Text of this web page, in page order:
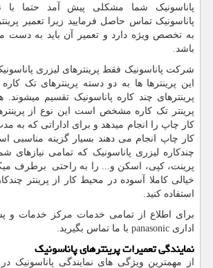
پاناسونیک شما مشکلی پیش آمد حتما با
پاناسونیک تماس حاصل فرمایید زیرا تعمیر
به تخصص ویژه دارد و تعمیر آن باید به دست
باشد.
شرکت پاناسونیک فقط پرینترهای لیزری
این پرینترها ها به دو دسته پرینترهای تک
پرینترهای چند کاره پاناسونیک تقسیم
پرینتر تک کاره مشخص است این نوع از
کار چاپ را انجام میدهد و برای اداراتی که به مدت
کار چاپ انجام می دهند بسیار گزینه مناسبی
چندکاره لیزری پاناسونیک که تمامی نیازهای
پرینت، کپی، اسکن و... را به راحتی برطرف
خیالی کاملا آسوده در محیط کار از پرینتر
استفاده کنید.
برای اطلاع از تمامی خدمات مرکز خدمات و
اداری panasonic با ما تماس بگیرید.
نمایندگی تعمیرات پرینترهای پاناسونیک
از مهمترین ویژگی های نمایندگی پاناسونیک